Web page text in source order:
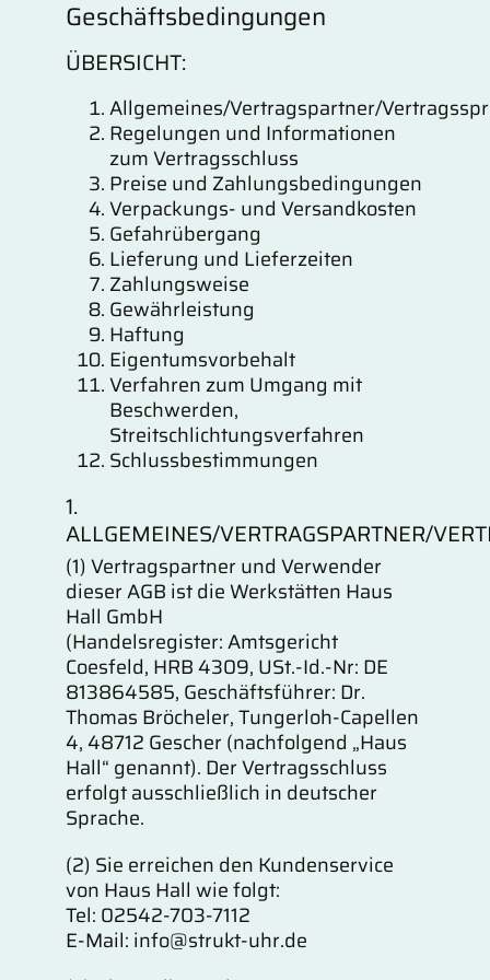
Geschäftsbedingungen
ÜBERSICHT:
Allgemeines/Vertragspartner/
Regelungen und Informationen
zum Vertragsschluss
Preise und Zahlungsbedingungen
Verpackungs- und Versandkosten
Gefahrübergang
Lieferung und Lieferzeiten
Zahlungsweise
Gewährleistung
Haftung
Eigentumsvorbehalt
Verfahren zum Umgang mit
Beschwerden,
Streitschlichtungsverfahren
Schlussbestimmungen
1.
ALLGEMEINES/VERTRAGSPARTNER/
(1) Vertragspartner und Verwender
dieser AGB ist die Werkstätten Haus
Hall GmbH
(Handelsregister: Amtsgericht
Coesfeld, HRB 4309, USt.-Id.-Nr: DE
813864585, Geschäftsführer: Dr.
Thomas Bröcheler, Tungerloh-Capellen
4, 48712 Gescher (nachfolgend „Haus
Hall“ genannt). Der Vertragsschluss
erfolgt ausschließlich in deutscher
Sprache.
(2) Sie erreichen den Kundenservice
von Haus Hall wie folgt:
Tel: 02542-703-7112
E-Mail: info@strukt-uhr.de